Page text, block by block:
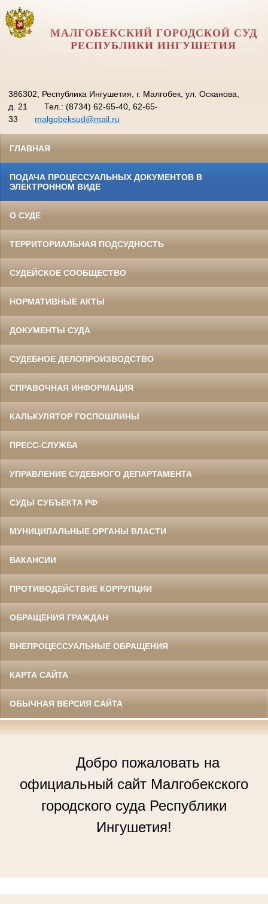
МАЛГОБЕКСКИЙ ГОРОДСКОЙ СУД
РЕСПУБЛИКИ ИНГУШЕТИЯ
386302, Республика Ингушетия, г. Малгобек, ул. Осканова,
д. 21
Тел.: (8734) 62-65-40, 62-65-
33
malgobeksud@mail.ru
ГЛАВНАЯ
ПОДАЧА ПРОЦЕССУАЛЬНЫХ ДОКУМЕНТОВ В
ЭЛЕКТРОННОМ ВИДЕ
О СУДЕ
ТЕРРИТОРИАЛЬНАЯ ПОДСУДНОСТЬ
СУДЕЙСКОЕ СООБЩЕСТВО
НОРМАТИВНЫЕ АКТЫ
ДОКУМЕНТЫ СУДА
СУДЕБНОЕ ДЕЛОПРОИЗВОДСТВО
СПРАВОЧНАЯ ИНФОРМАЦИЯ
КАЛЬКУЛЯТОР ГОСПОШЛИНЫ
ПРЕСС-СЛУЖБА
УПРАВЛЕНИЕ СУДЕБНОГО ДЕПАРТАМЕНТА
СУДЫ СУБЪЕКТА РФ
МУНИЦИПАЛЬНЫЕ ОРГАНЫ ВЛАСТИ
ВАКАНСИИ
ПРОТИВОДЕЙСТВИЕ КОРРУПЦИИ
ОБРАЩЕНИЯ ГРАЖДАН
ВНЕПРОЦЕССУАЛЬНЫЕ ОБРАЩЕНИЯ
КАРТА САЙТА
ОБЫЧНАЯ ВЕРСИЯ САЙТА
Добро пожаловать на
официальный сайт Малгобекского
городского суда Республики
Ингушетия!